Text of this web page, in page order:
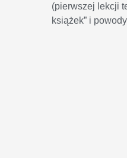
(pierwszej lekcji
książek” i